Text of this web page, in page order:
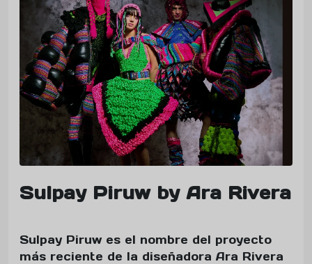
Sulpay Piruw by Ara Rivera
Sulpay Piruw es el nombre del proyecto
más reciente de la diseñadora Ara Rivera